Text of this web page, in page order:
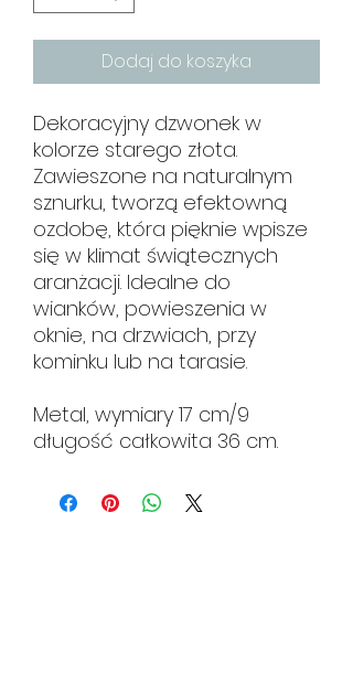
Dodaj do koszyka
Dekoracyjny dzwonek w
kolorze starego złota.
Zawieszone na naturalnym
sznurku, tworzą efektowną
ozdobę, która pięknie wpisze
się w klimat świątecznych
aranżacji. Idealne do
wianków, powieszenia w
oknie, na drzwiach, przy
kominku lub na tarasie.
Metal, wymiary 17 cm/9
długość całkowita 36 cm.